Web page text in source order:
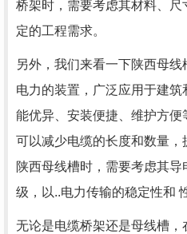
桥架时，需要考虑其材料、尺
定的工程需求。
另外，我们来看一下陕西母
电力的装置，广泛应用于建
能优异、安装便捷、维护方便
可以减少电缆的长度和数量
陕西母线槽时，需要考虑其
级，以..电力传输的稳定性和
无论是电缆桥架还是母线槽